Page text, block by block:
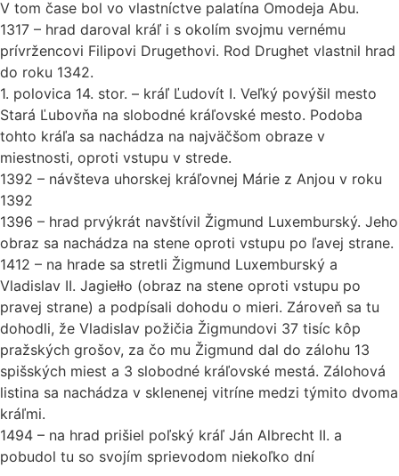
V tom čase bol vo vlastníctve palatína Omodeja Abu.
1317 – hrad daroval kráľ i s okolím svojmu vernému
prívržencovi Filipovi Drugethovi. Rod Drughet vlastnil hrad
do roku 1342.
1. polovica 14. stor. – kráľ Ľudovít I. Veľký povýšil mesto
Stará Ľubovňa na slobodné kráľovské mesto. Podoba
tohto kráľa sa nachádza na najväčšom obraze v
miestnosti, oproti vstupu v strede.
1392 – návšteva uhorskej kráľovnej Márie z Anjou v roku
1392
1396 – hrad prvýkrát navštívil Žigmund Luxemburský. Jeho
obraz sa nachádza na stene oproti vstupu po ľavej strane.
1412 – na hrade sa stretli Žigmund Luxemburský a
Vladislav II. Jagiełło (obraz na stene oproti vstupu po
pravej strane) a podpísali dohodu o mieri. Zároveň sa tu
dohodli, že Vladislav požičia Žigmundovi 37 tisíc kôp
pražských grošov, za čo mu Žigmund dal do zálohu 13
spišských miest a 3 slobodné kráľovské mestá. Zálohová
listina sa nachádza v sklenenej vitríne medzi týmito dvoma
kráľmi.
1494 – na hrad prišiel poľský kráľ Ján Albrecht II. a
pobudol tu so svojím sprievodom niekoľko dní